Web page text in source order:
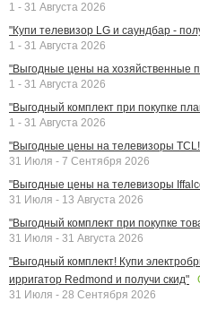
1 - 31 Августа 2026
"Купи телевизор LG и саундбар -
1 - 31 Августа 2026
"Выгодные цены на хозяйственные
1 - 31 Августа 2026
"Выгодный комплект при покупке
1 - 31 Августа 2026
"Выгодные цены на телевизоры
31 Июля - 7 Сентября 2026
"Выгодные цены на телевизоры
31 Июля - 13 Августа 2026
"Выгодный комплект при покупке
31 Июля - 31 Августа 2026
"Выгодный комплект! Купи
ирригатор Redmond и получи скид"
31 Июля - 28 Сентября 2026